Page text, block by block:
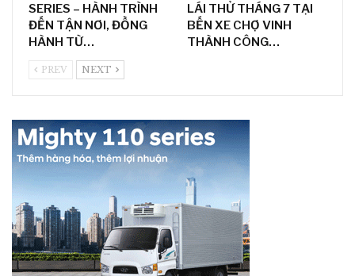
SERIES – HÀNH TRÌNH
ĐẾN TẬN NƠI, ĐỒNG
HÀNH TỪ…
LÁI THỬ THÁNG 7 TẠI
BẾN XE CHỢ VINH
THÀNH CÔNG…
PREV NEXT